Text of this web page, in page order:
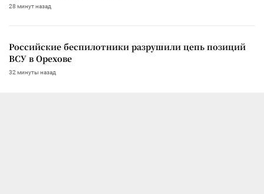
28 минут назад
Российские беспилотники разрушили цепь позиций
ВСУ в Орехове
32 минуты назад